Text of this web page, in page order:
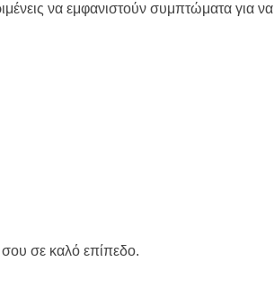
να εμφανιστούν συμπτώματα για να
σε καλό επίπεδο.